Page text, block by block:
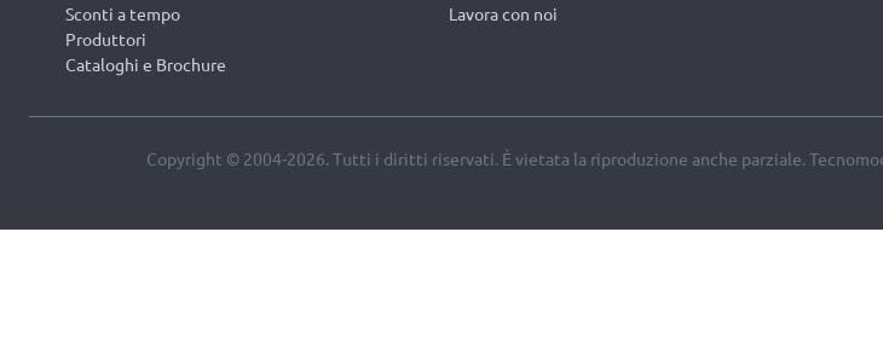
Sconti a tempo
Produttori
Cataloghi e Brochure
Lavora con noi
Copyright © 2004-2026. Tutti i diritti riservati. È vietata la riproduzione anche parziale.